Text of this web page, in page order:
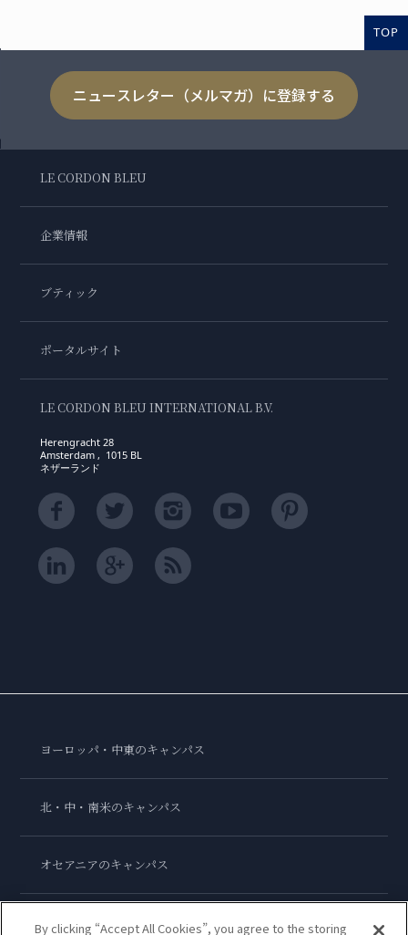
TOP
ニュースレター（メルマガ）に登録する
LE CORDON BLEU
企業情報
ブティック
ポータルサイト
LE CORDON BLEU INTERNATIONAL B.V.
Herengracht 28
Amsterdam , 1015 BL
ネザーランド
ヨーロッパ・中東のキャンパス
北・中・南米のキャンパス
オセアニアのキャンパス
アジアのキャンパス
By clicking “Accept All Cookies”, you agree to the storing